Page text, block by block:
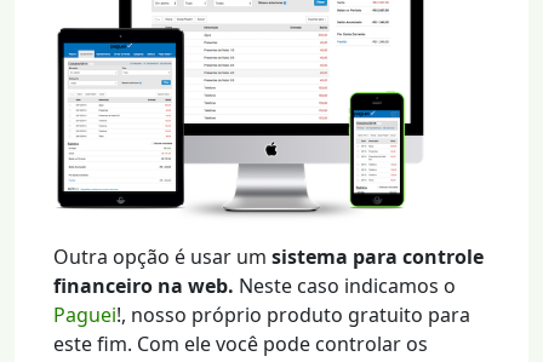
Outra opção é usar um sistema para controle
financeiro na web. Neste caso indicamos o
Paguei!, nosso próprio produto gratuito para
este fim. Com ele você pode controlar os